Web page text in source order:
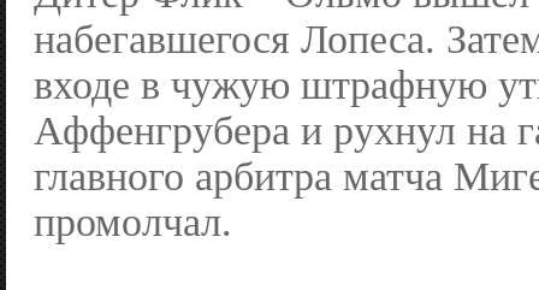
набегавшегося Лопеса.
входе в чужую штрафную
Аффенгрубера и рухнул на
главного арбитра матча
промолчал.